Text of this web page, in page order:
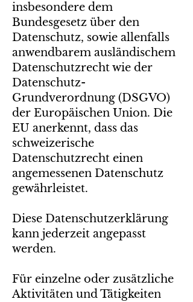
insbesondere dem
Bundesgesetz über den
Datenschutz, sowie allenfalls
anwendbarem ausländischem
Datenschutzrecht wie der
Datenschutz-
Grundverordnung (DSGVO)
der Europäischen Union. Die
EU anerkennt, dass das
schweizerische
Datenschutzrecht einen
angemessenen Datenschutz
gewährleistet.
Diese Datenschutzerklärung
kann jederzeit angepasst
werden.
Für einzelne oder zusätzliche
Aktivitäten und Tätigkeiten